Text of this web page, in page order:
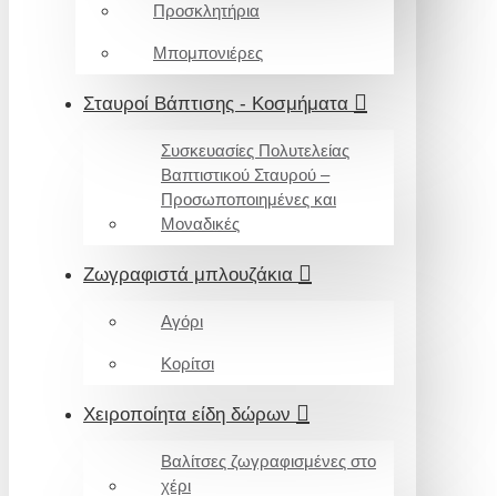
Προσκλητήρια
Μπομπονιέρες
Σταυροί Βάπτισης - Κοσμήματα
Συσκευασίες Πολυτελείας
Βαπτιστικού Σταυρού –
Προσωποποιημένες και
Μοναδικές
Ζωγραφιστά μπλουζάκια
Αγόρι
Κορίτσι
Χειροποίητα είδη δώρων
Βαλίτσες ζωγραφισμένες στο
χέρι